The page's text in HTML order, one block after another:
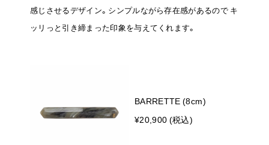
感じさせるデザイン。シンプルながら存在感があるので キ
ッリっと引き締まった印象を与えてくれます。
BARRETTE (8cm)
¥20,900 (税込)